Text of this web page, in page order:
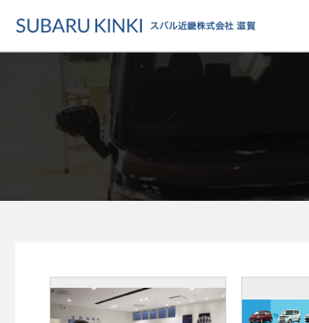
店舗情報 店
地域でさがす
地図でさがす
試乗車でさがす
カーラインアップ
カーラインアップ一覧
乗用車
軽自動車
メンテナンス・サー
メンテナンス・サービスト
車検・定期点検をする
カーケアをする